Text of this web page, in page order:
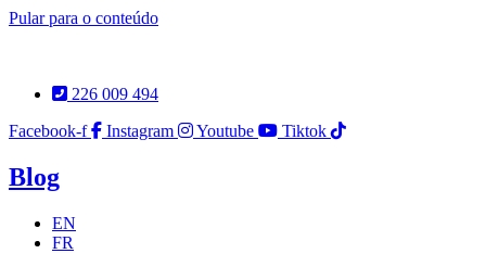
Pular para o conteúdo
226 009 494
Facebook-f
Instagram Youtube Tiktok
Blog
EN
FR